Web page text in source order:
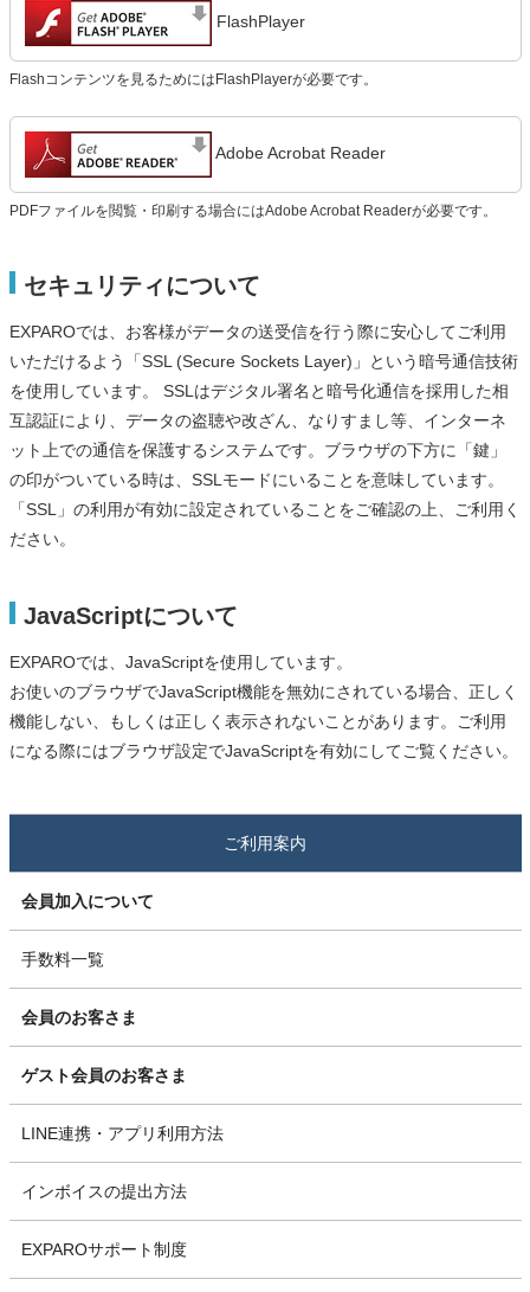
FlashPlayer
Flashコンテンツを見るためにはFlashPlayerが必要です。
Adobe Acrobat Reader
PDFファイルを閲覧・印刷する場合にはAdobe Acrobat Readerが必要です。
セキュリティについて
EXPAROでは、お客様がデータの送受信を行う際に安心してご利用
いただけるよう「SSL (Secure Sockets Layer)」という暗号通信技術
を使用しています。 SSLはデジタル署名と暗号化通信を採用した相
互認証により、データの盗聴や改ざん、なりすまし等、インターネ
ット上での通信を保護するシステムです。ブラウザの下方に「鍵」
の印がついている時は、SSLモードにいることを意味しています。
「SSL」の利用が有効に設定されていることをご確認の上、ご利用く
ださい。
JavaScriptについて
EXPAROでは、JavaScriptを使用しています。
お使いのブラウザでJavaScript機能を無効にされている場合、正しく
機能しない、もしくは正しく表示されないことがあります。ご利用
になる際にはブラウザ設定でJavaScriptを有効にしてご覧ください。
ご利用案内
会員加入について
手数料一覧
会員のお客さま
ゲスト会員のお客さま
LINE連携・アプリ利用方法
インボイスの提出方法
EXPAROサポート制度